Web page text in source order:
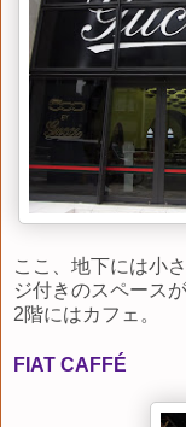
ここ、地下には小
ジ付きのスペース
2階にはカフェ。
FIAT CAFFÉ